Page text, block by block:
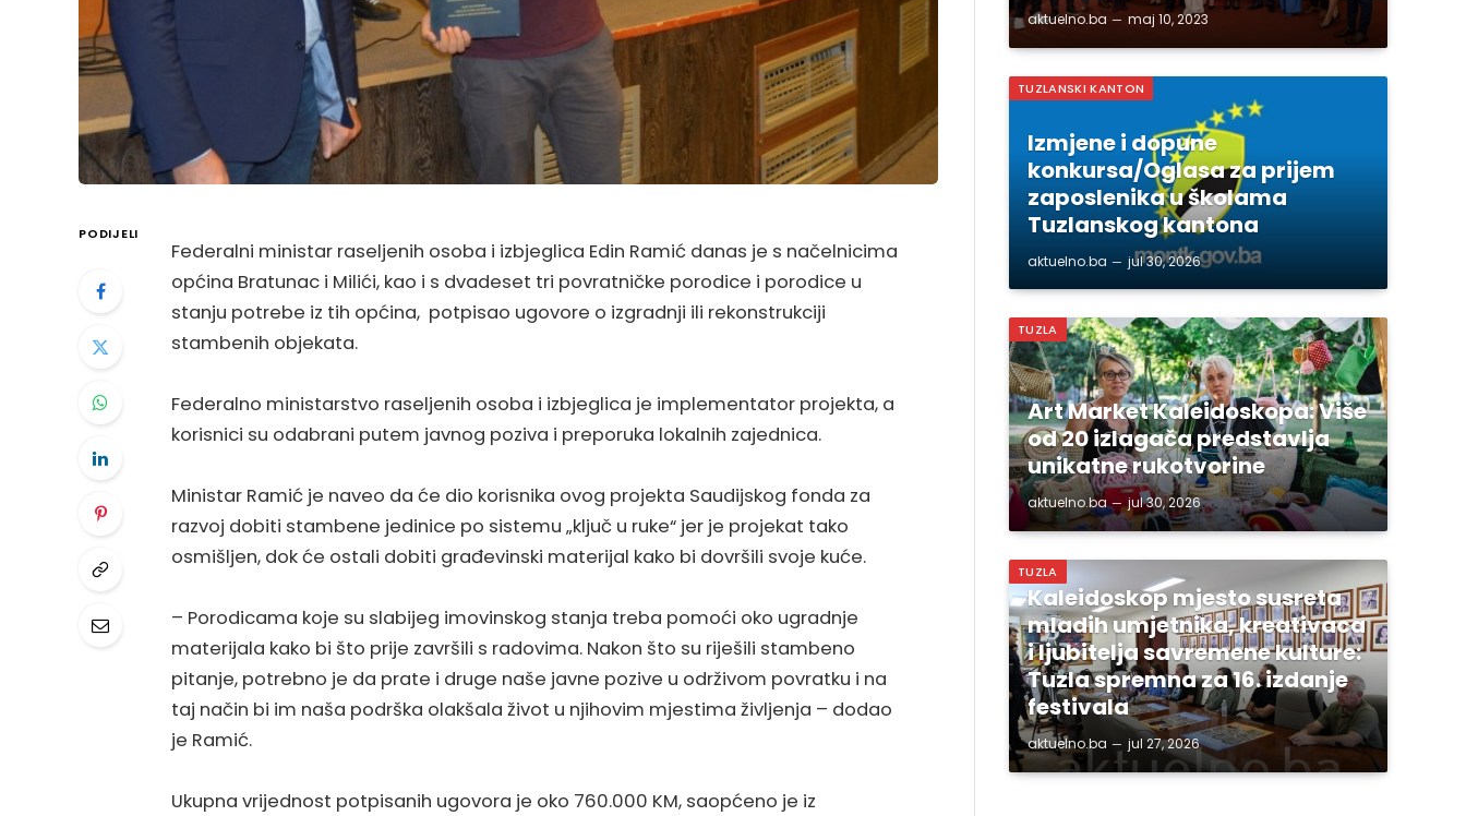
PODIJELI
Federalni ministar raseljenih osoba i izbjeglica Edin Ramić danas je s načelnicima
općina Bratunac i Milići, kao i s dvadeset tri povratničke porodice i porodice u
stanju potrebe iz tih općina, potpisao ugovore o izgradnji ili rekonstrukciji
stambenih objekata.
Federalno ministarstvo raseljenih osoba i izbjeglica je implementator projekta, a
korisnici su odabrani putem javnog poziva i preporuka lokalnih zajednica.
Ministar Ramić je naveo da će dio korisnika ovog projekta Saudijskog fonda za
razvoj dobiti stambene jedinice po sistemu „ključ u ruke“ jer je projekat tako
osmišljen, dok će ostali dobiti građevinski materijal kako bi dovršili svoje kuće.
– Porodicama koje su slabijeg imovinskog stanja treba pomoći oko ugradnje
materijala kako bi što prije završili s radovima. Nakon što su riješili stambeno
pitanje, potrebno je da prate i druge naše javne pozive u održivom povratku i na
taj način bi im naša podrška olakšala život u njihovim mjestima življenja – dodao
je Ramić.
Ukupna vrijednost potpisanih ugovora je oko 760.000 KM, saopćeno je iz
aktuelno.ba maj 10, 2023
TUZLANSKI KANTON
Izmjene i dopune
konkursa/Oglasa za prijem
zaposlenika u školama
Tuzlanskog kantona
aktuelno.ba jul 30, 2026
TUZLA
Art Market Kaleidoskopa: Više
od 20 izlagača predstavlja
unikatne rukotvorine
aktuelno.ba jul 30, 2026
TUZLA
Kaleidoskop mjesto susreta
mladih umjetnika, kreativaca
i ljubitelja savremene kulture:
Tuzla spremna za 16. izdanje
festivala
aktuelno.ba jul 27, 2026